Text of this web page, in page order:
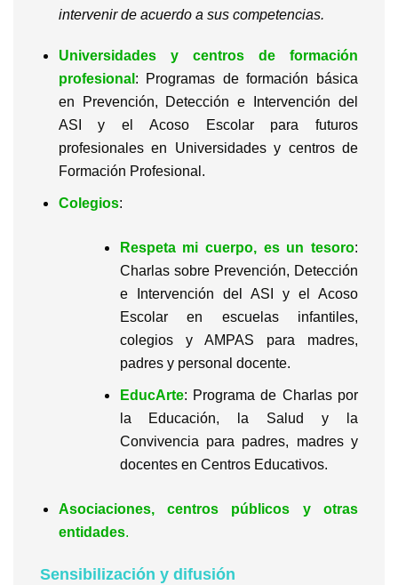
intervenir de acuerdo a sus competencias.
Universidades y centros de formación
profesional : Programas de formación básica
en Prevención, Detección e Intervención del
ASI y el Acoso Escolar para futuros
profesionales en Universidades y centros de
Formación Profesional.
Colegios:
Respeta mi cuerpo, es un tesoro:
Charlas sobre Prevención, Detección
e Intervención del ASI y el Acoso
Escolar en escuelas infantiles,
colegios y AMPAS para madres,
padres y personal docente.
EducArte: Programa de Charlas por
la Educación, la Salud y la
Convivencia para padres, madres y
docentes en Centros Educativos.
Asociaciones, centros públicos y otras
entidades.
Sensibilización y difusión